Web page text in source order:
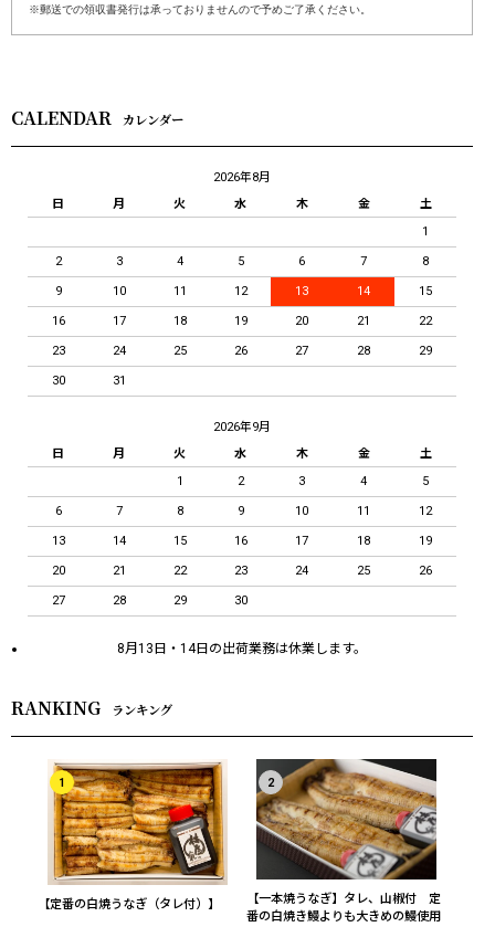
※郵送での領収書発行は承っておりませんので予めご了承ください。
CALENDAR カレンダー
2026年8月
日
月 火 水 木 金
土
1
2 3 4 5 6 7 8
9 10 11 12 13 14 15
16 17 18 19 20 21 22
23 24 25 26 27 28 29
30 31
2026年9月
日
月 火 水 木 金
土
1
2 3 4 5
6 7 8 9 10 11 12
13 14 15 16 17 18 19
20 21 22 23 24 25 26
27 28 29 30
8月13日・14日の出荷業務は休業します。
RANKING ランキング
1
【定番の白焼うなぎ（タレ付）】
2
【一本焼うなぎ】タレ、山椒付 定
番の白焼き鰻よりも大きめの鰻使用